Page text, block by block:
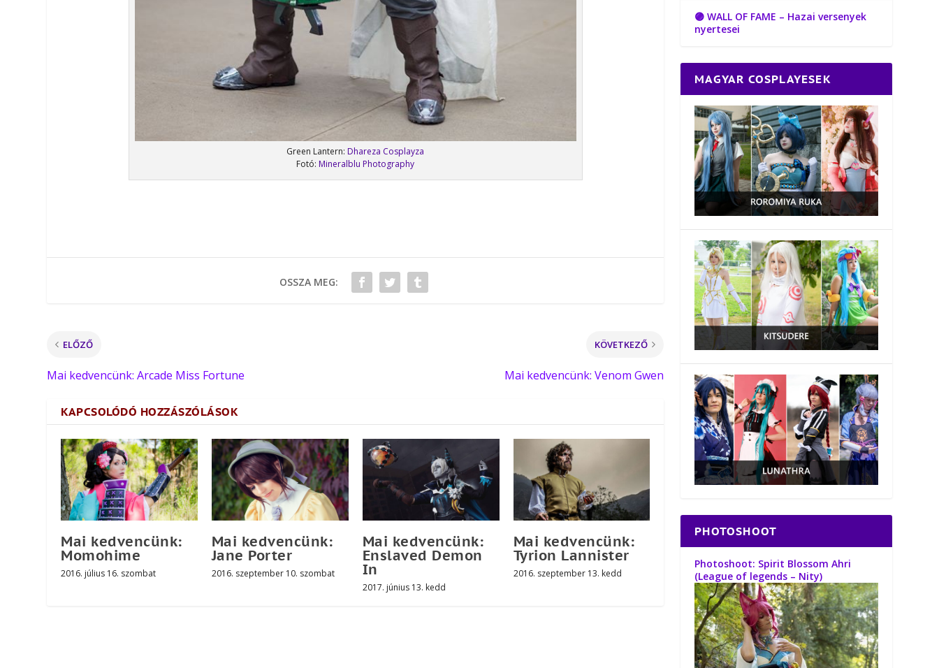
Green Lantern: Dhareza Cosplayza
Fotó: Mineralblu Photography
OSSZA MEG:
ELŐZŐ
Mai kedvencünk: Arcade Miss Fortune
KÖVETKEZŐ
Mai kedvencünk: Venom Gwen
KAPCSOLÓDÓ HOZZÁSZÓLÁSOK
Mai kedvencünk:
Momohime
2016. július 16. szombat
Mai kedvencünk:
Jane Porter
2016. szeptember 10. szombat
Mai kedvencünk:
Enslaved Demon
In
2017. június 13. kedd
Mai kedvencünk:
Tyrion Lannister
2016. szeptember 13. kedd
🟣 WALL OF FAME – Hazai versenyek
nyertesei
MAGYAR COSPLAYESEK
PHOTOSHOOT
Photoshoot: Spirit Blossom Ahri
(League of legends – Nity)